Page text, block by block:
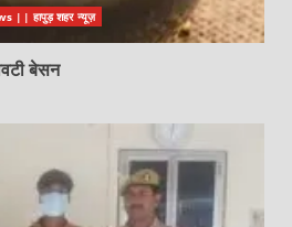
|| हापुड़ शहर न्यूज़
बेसन